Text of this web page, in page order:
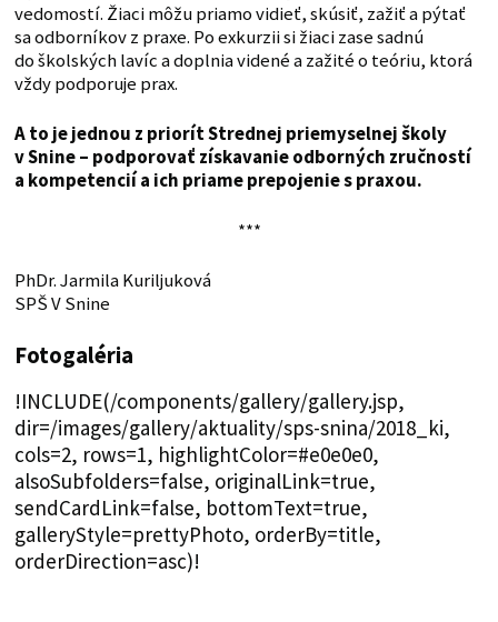
vedomostí. Žiaci môžu priamo vidieť, skúsiť, zažiť a pýtať
sa odborníkov z praxe. Po exkurzii si žiaci zase sadnú
do školských lavíc a doplnia videné a zažité o teóriu, ktorá
vždy podporuje prax.
A to je jednou z priorít Strednej priemyselnej školy
v Snine – podporovať získavanie odborných zručností
a kompetencií a ich priame prepojenie s praxou.
***
PhDr. Jarmila Kuriljuková
SPŠ V Snine
Fotogaléria
!INCLUDE(/components/gallery/gallery.jsp,
dir=/images/gallery/aktuality/sps-snina/2018_ki,
cols=2, rows=1, highlightColor=#e0e0e0,
alsoSubfolders=false, originalLink=true,
sendCardLink=false, bottomText=true,
galleryStyle=prettyPhoto, orderBy=title,
orderDirection=asc)!